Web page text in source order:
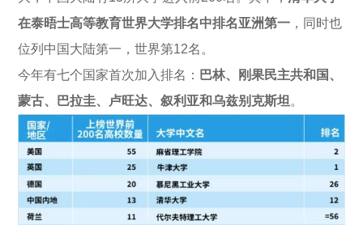
在泰晤士高等教育世界大学排名中排名亚洲第一 ，同时也
位列中国大陆第一，世界第12名。
今年有七个国家首次加入排名： 巴林、刚果民主共和国、
蒙古、巴拉圭、卢旺达、叙利亚和乌兹别克斯坦 。